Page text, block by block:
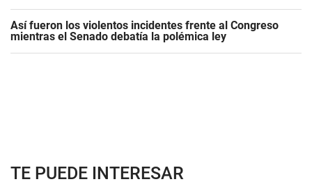
Así fueron los violentos incidentes frente al Congreso
mientras el Senado debatía la polémica ley
TE PUEDE INTERESAR